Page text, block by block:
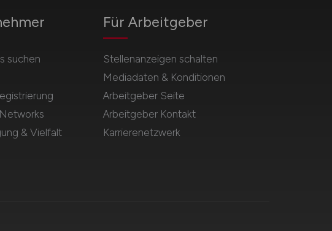
suchen
& Vielfalt
Für Arbeitgeber
Stellenanzeigen schalten
Mediadaten & Konditionen
Arbeitgeber Seite
Arbeitgeber Kontakt
Karrierenetzwerk